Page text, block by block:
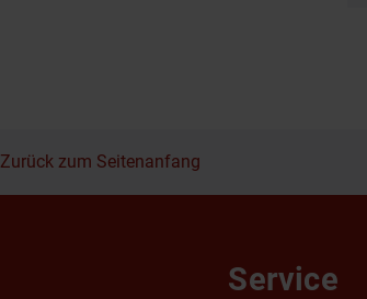
Zurück zum Seitenanfang
Service